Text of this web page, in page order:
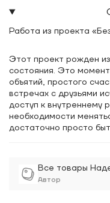
Все товары
Автор
Работа из проекта
Этот проект рожден
состояния. Это
объятий, простого
встречах с друзьями
доступ к внутреннему
необходимости
достаточно просто